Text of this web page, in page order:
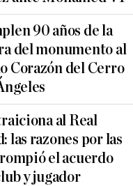
90 años de la
del monumento al
Corazón del Cerro
al Real
las razones por las
el acuerdo
y jugador